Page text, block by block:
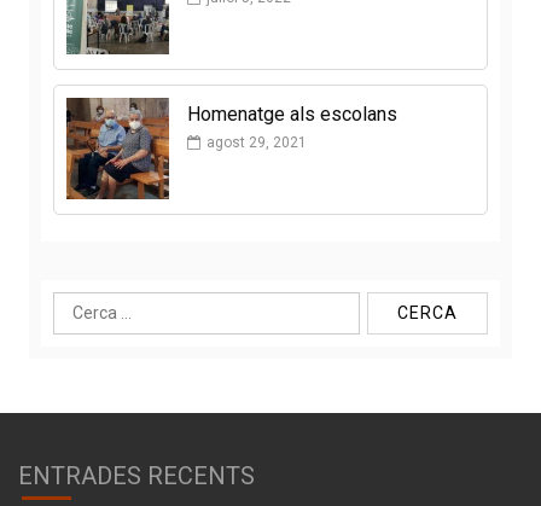
Homenatge als escolans
agost 29, 2021
Cerca:
ENTRADES RECENTS